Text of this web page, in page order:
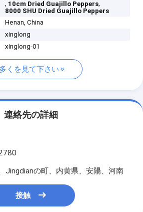
, 10cm Dried Guajillo Peppers,
8000 SHU Dried Guajillo Peppers
Henan, China
xinglong
xinglong-01
多くを見て下さい
連絡先の詳細
Jingdianの町、内黄県、安陽、河南
接触